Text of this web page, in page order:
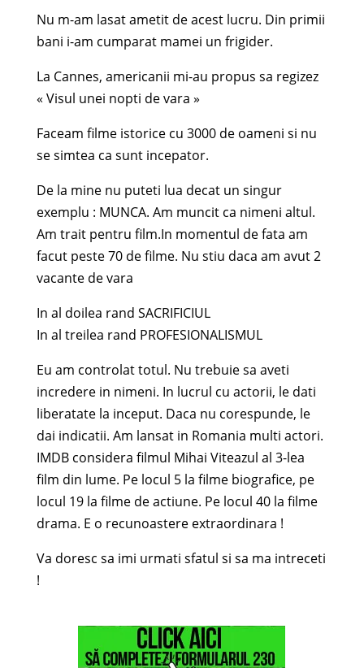
Nu m-am lasat ametit de acest lucru. Din primii
bani i-am cumparat mamei un frigider.
La Cannes, americanii mi-au propus sa regizez
« Visul unei nopti de vara »
Faceam filme istorice cu 3000 de oameni si nu
se simtea ca sunt incepator.
De la mine nu puteti lua decat un singur
exemplu : MUNCA. Am muncit ca nimeni altul.
Am trait pentru film.In momentul de fata am
facut peste 70 de filme. Nu stiu daca am avut 2
vacante de vara
In al doilea rand SACRIFICIUL
In al treilea rand PROFESIONALISMUL
Eu am controlat totul. Nu trebuie sa aveti
incredere in nimeni. In lucrul cu actorii, le dati
liberatate la inceput. Daca nu corespunde, le
dai indicatii. Am lansat in Romania multi actori.
IMDB considera filmul Mihai Viteazul al 3-lea
film din lume. Pe locul 5 la filme biografice, pe
locul 19 la filme de actiune. Pe locul 40 la filme
drama. E o recunoastere extraordinara !
Va doresc sa imi urmati sfatul si sa ma intreceti
!